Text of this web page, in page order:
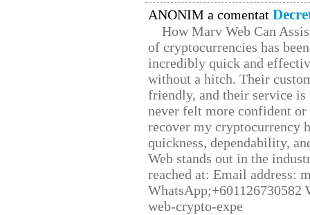
ANONIM a comentat
How Marv Web Can
of cryptocurrencies has
incredibly quick and
without a hitch. Their
friendly, and their service
never felt more confident
recover my cryptocurrency
quickness, dependability,
Web stands out in the
reached at: Email address:
web-crypto-expe